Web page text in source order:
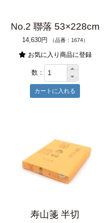
No.2 聯落 53×228cm
14,630円 （品番：1674）
お気に入り商品に登録
数：
寿山箋 半切